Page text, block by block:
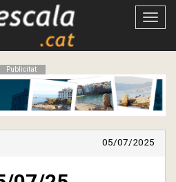
Obrir
Publicitat
05/07/2025